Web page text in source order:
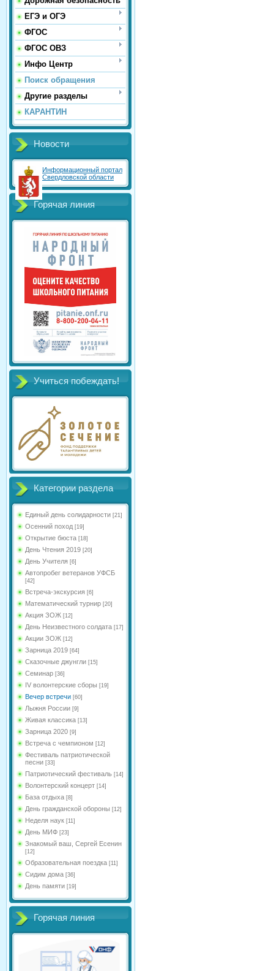
ЕГЭ и ОГЭ
ФГОС
ФГОС ОВЗ
Инфо Центр
Поиск обращения
Другие разделы
КАРАНТИН
Новости
Информационный портал
Свердловской области
Горячая линия
Учиться побеждать!
Категории раздела
Единый день солидарности [21]
Осенний поход [19]
Открытие бюста [18]
День Чтения 2019 [20]
День Учителя [6]
Автопробег ветеранов УФСБ
[42]
Встреча-экскурсия [6]
Математический турнир [20]
Акция ЗОЖ [12]
День Неизвестного солдата [17]
Акции ЗОЖ [12]
Зарница 2019 [64]
Сказочные джунгли [15]
Семинар [36]
IV волонтерские сборы [19]
Вечер встречи [60]
Лыжня России [9]
Живая классика [13]
Зарница 2020 [9]
Встреча с чемпионом [12]
Фестиваль патриотической
песни [33]
Патриотический фестиваль [14]
Волонтерский концерт [14]
База отдыха [8]
День гражданской обороны [12]
Неделя наук [11]
День МИФ [23]
Знакомый ваш, Сергей Есенин
[12]
Образовательная поездка [11]
Сидим дома [36]
День памяти [19]
Горячая линия